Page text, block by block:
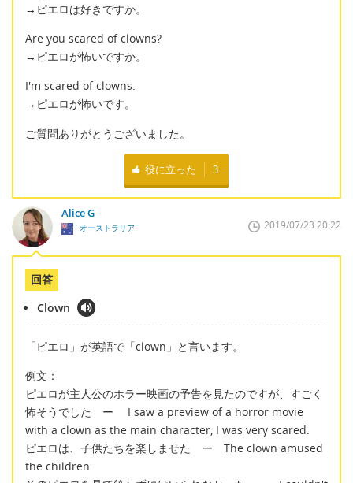
→ピエロは好きですか。
Are you scared of clowns?
→ピエロが怖いですか。
I'm scared of clowns.
→ピエロが怖いです。
ご質問ありがとうございました。
役に立った 3
Alice G
オーストラリア 2019/07/23 20:22
回答
Clown
「ピエロ」が英語で「clown」と言います。
例文：
ピエロが主人公のホラー映画の予告を見たのですが、すごく
怖そうでした ー I saw a preview of a horror movie
with a clown as the main character, I was very scared.
ピエロは、子供たちを楽しませた ー The clown amused
the children